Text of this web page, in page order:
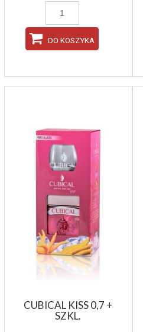
DO KOSZYKA
CUBICAL KISS 0,7 +
SZKL.